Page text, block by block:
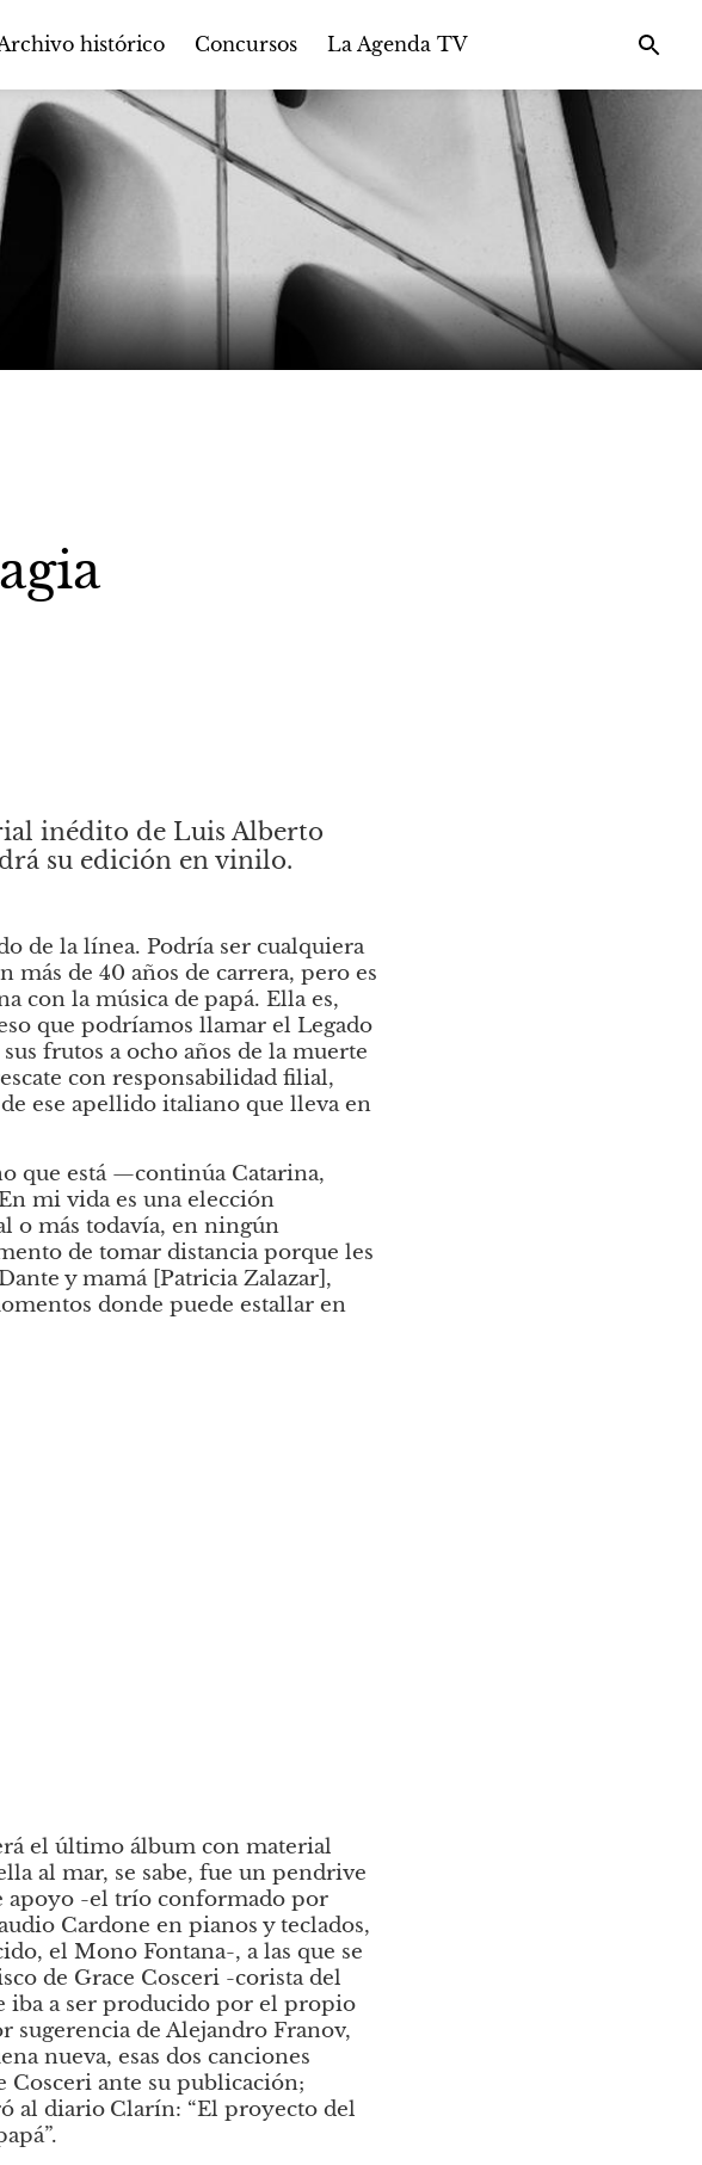
histórico Concursos La Agenda TV
inédito de Luis Alberto
su edición en vinilo.
de la línea. Podría ser cualquiera
más de 40 años de carrera, pero es
con la música de papá. Ella es,
que podríamos llamar el Legado
frutos a ocho años de la muerte
con responsabilidad filial,
ese apellido italiano que lleva en
que está —continúa Catarina,
mi vida es una elección
o más todavía, en ningún
de tomar distancia porque les
y mamá [Patricia Zalazar],
donde puede estallar en
el último álbum con material
al mar, se sabe, fue un pendrive
apoyo -el trío conformado por
Cardone en pianos y teclados,
el Mono Fontana-, a las que se
de Grace Cosceri -corista del
iba a ser producido por el propio
sugerencia de Alejandro Franov,
nueva, esas dos canciones
ante su publicación;
al diario Clarín: “El proyecto del